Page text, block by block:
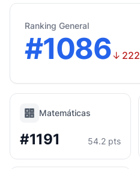
Ranking General
#1086↓ 222
Matemáticas
#1191 54.2 pts